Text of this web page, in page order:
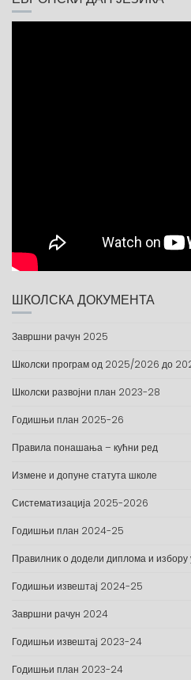
ШКОЛСКА ДОКУМЕНТА
Завршни рачун 2025
Школски програм од 2025/2026 до
Школски развојни план 2023-28
Годишњи план 2025-26
Правила понашања – кућни ред
Измене и допуне статута школе
Систематизација 2025-2026
Годишњи план 2024-25
Правилник о додели диплома и избору
Годишњи извештај 2024-25
Завршни рачун 2024
Годишњи извештај 2023-24
Годишњи план 2023-24